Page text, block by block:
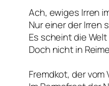
Ach, ewiges Irren
Nur einer der Irren
Es scheint die
Doch nicht in
Fremdkot, der